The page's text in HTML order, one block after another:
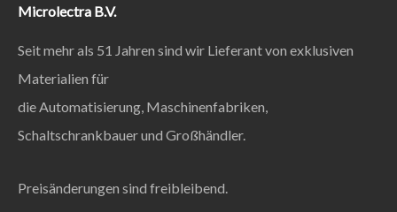
Microlectra B.V.
Seit mehr als 51 Jahren sind wir Lieferant von exklusiven
Materialien für
die Automatisierung, Maschinenfabriken,
Schaltschrankbauer und Großhändler.
Preisänderungen sind freibleibend.